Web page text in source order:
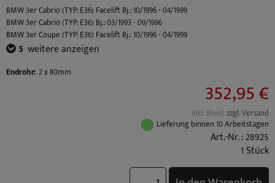
BMW 3er Cabrio (TYP: E36) Facelift Bj.: 10/1996 - 04/1999
BMW 3er Cabrio (TYP: E36) Bj.: 03/1993 - 09/1996
BMW 3er Coupe (TYP: E36) Facelift Bj.: 10/1996 - 04/1999
BMW 3er Coupe (TYP: E36) Bj.: 03/1992 - 09/1996
BMW 3er Limousine (TYP: E36) Bj.: 09/1990 - 09/1996
5 weitere anzeigen
Endrohr: 2 x 80mm
352,95 €
inkl. Mwstzzgl. Versand
Lieferung binnen 10 Arbeitstagen
Art.-Nr. : 28925
1 Stück